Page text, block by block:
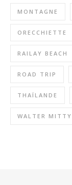
MONTAGNE
ORECCHIETTE
RAILAY BEACH
ROAD TRIP
THAÏLANDE
WALTER MITTY